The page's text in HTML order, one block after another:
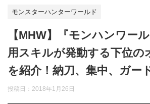
モンスターハンターワールド
【MHW】『モンハンワー
用スキルが発動する下位の
を紹介！納刀、集中、ガー
投稿日：2018年1月26日